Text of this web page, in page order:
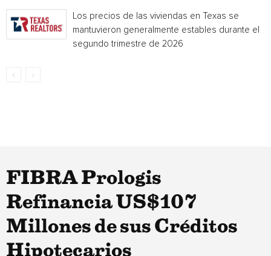
Los precios de las viviendas en Texas se
mantuvieron generalmente estables durante el
segundo trimestre de 2026
FIBRA Prologis
Refinancia US$107
Millones de sus Créditos
Hipotecarios